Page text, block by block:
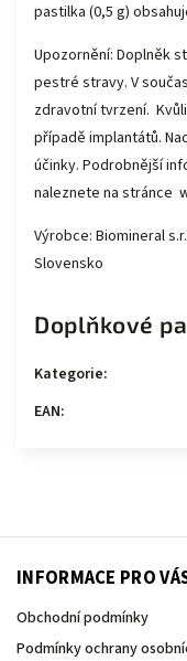
pastilka (0,5 g)
Upozornění: Doplněk
pestré stravy. V
zdravotní tvrzení.
případě implantátů.
účinky. Podrobnější
naleznete na stránce
Výrobce: Biomineral
Slovensko
Doplňkové
Kategorie:
EAN:
INFORMACE PRO
Obchodní podmínky
Podmínky ochrany